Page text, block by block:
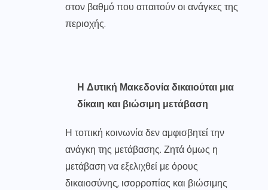
στον βαθμό που απαιτούν οι ανάγκες της
περιοχής.
Η Δυτική Μακεδονία δικαιούται μια
δίκαιη και βιώσιμη μετάβαση
Η τοπική κοινωνία δεν αμφισβητεί την
ανάγκη της μετάβασης. Ζητά όμως η
μετάβαση να εξελιχθεί με όρους
δικαιοσύνης, ισορροπίας και βιώσιμης